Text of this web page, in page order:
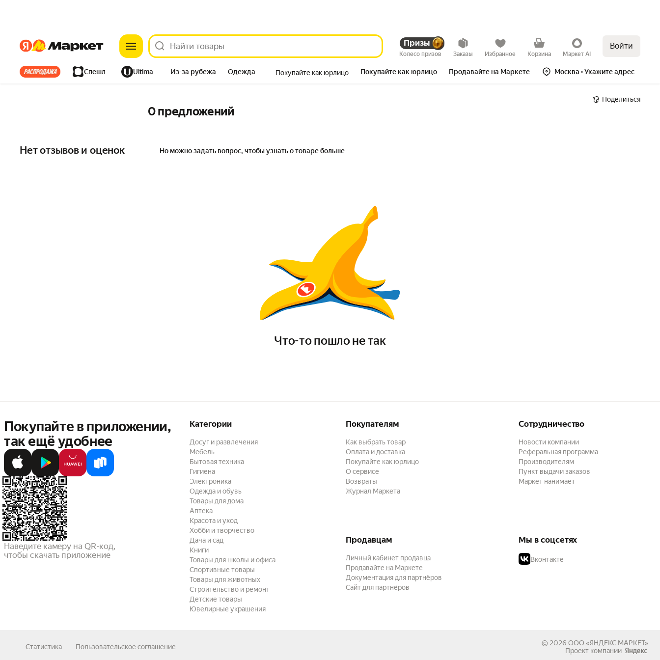
ЯндексЯндекс Призы
Колесо призов Заказы Избранное Корзина Маркет AI
Войти
Все хиты Спешл Ultima Из-за рубежа Одежда Покупайте как юрлицо Покупайте как юрлицо Продавайте на Маркете Москва • Укажите адрес
Поделиться
0 предложений
Нет отзывов и оценок Но можно задать вопрос, чтобы узнать о товаре больше
Что-то пошло не так
Покупайте в приложении,
так ещё удобнее
Наведите камеру на QR-код,
чтобы скачать приложение
Категории
Досуг и развлечения
Мебель
Бытовая техника
Гигиена
Электроника
Одежда и обувь
Товары для дома
Аптека
Красота и уход
Хобби и творчество
Дача и сад
Книги
Товары для школы и офиса
Спортивные товары
Товары для животных
Строительство и ремонт
Детские товары
Ювелирные украшения
Покупателям
Как выбрать товар
Оплата и доставка
Покупайте как юрлицо
О сервисе
Возвраты
Журнал Маркета
Сотрудничество
Новости компании
Реферальная программа
Производителям
Пункт выдачи заказов
Маркет нанимает
Продавцам
Личный кабинет продавца
Продавайте на Маркете
Документация для партнёров
Сайт для партнёров
Мы в соцсетях
Вконтакте
Статистика Пользовательское соглашение © 2026 ООО «ЯНДЕКС МАРКЕТ»
Проект компании